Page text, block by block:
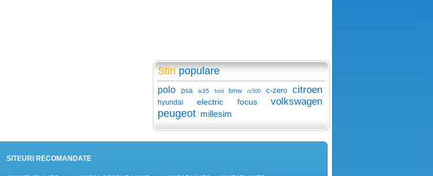
Stiripopulare
polo psa ix35 ford bmw rs500 c-zero citroen
hyundai electric focus volkswagen
peugeot millesim
SITEURI RECOMANDATE